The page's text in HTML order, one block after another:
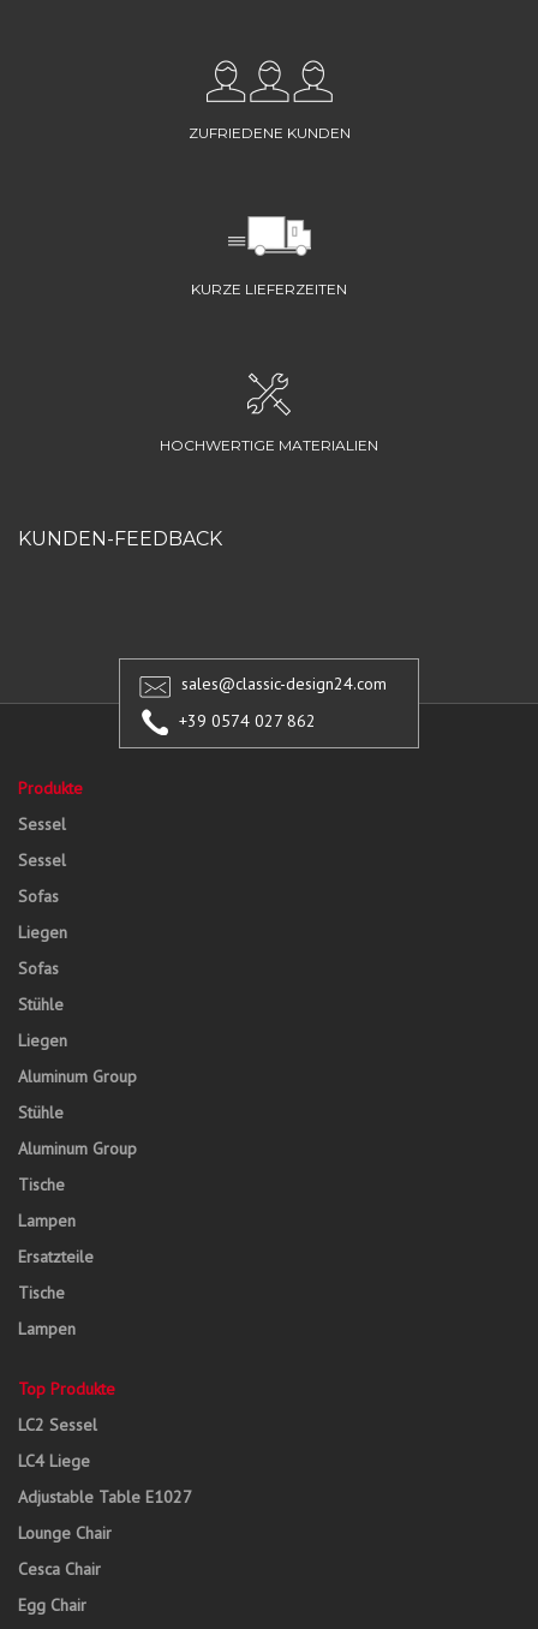
ZUFRIEDENE KUNDEN
KURZE LIEFERZEITEN
HOCHWERTIGE MATERIALIEN
KUNDEN-FEEDBACK
sales@classic-design24.com
+39 0574 027 862
Produkte
Sessel
Sessel
Sofas
Liegen
Sofas
Stühle
Liegen
Aluminum Group
Stühle
Aluminum Group
Tische
Lampen
Ersatzteile
Tische
Lampen
Top Produkte
LC2 Sessel
LC4 Liege
Adjustable Table E1027
Lounge Chair
Cesca Chair
Egg Chair